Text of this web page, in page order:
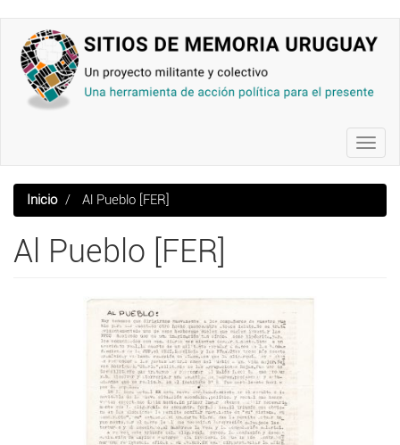
contenido
principal
Inicio Al Pueblo [FER]
Al Pueblo [FER]